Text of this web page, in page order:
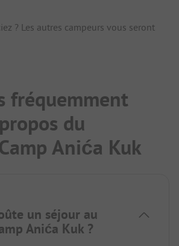
? Les autres campeurs vous seront
fréquemment
du
Anića Kuk
un séjour au
Anića Kuk ?